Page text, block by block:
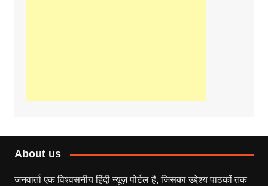
About us
जनवार्ता एक विश्वसनीय हिंदी न्यूज़ पोर्टल है, जिसका उद्देश्य पाठकों तक